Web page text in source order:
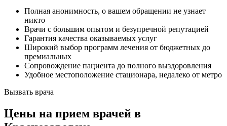
Полная анонимность, о вашем обращении не узнает
никто
Врачи с большим опытом и безупречной репутацией
Гарантия качества оказываемых услуг
Широкий выбор программ лечения от бюджетных до
премиальных
Сопровождение пациента до полного выздоровления
Удобное местоположение стационара, недалеко от метро
Вызвать врача
Цены на прием врачей в